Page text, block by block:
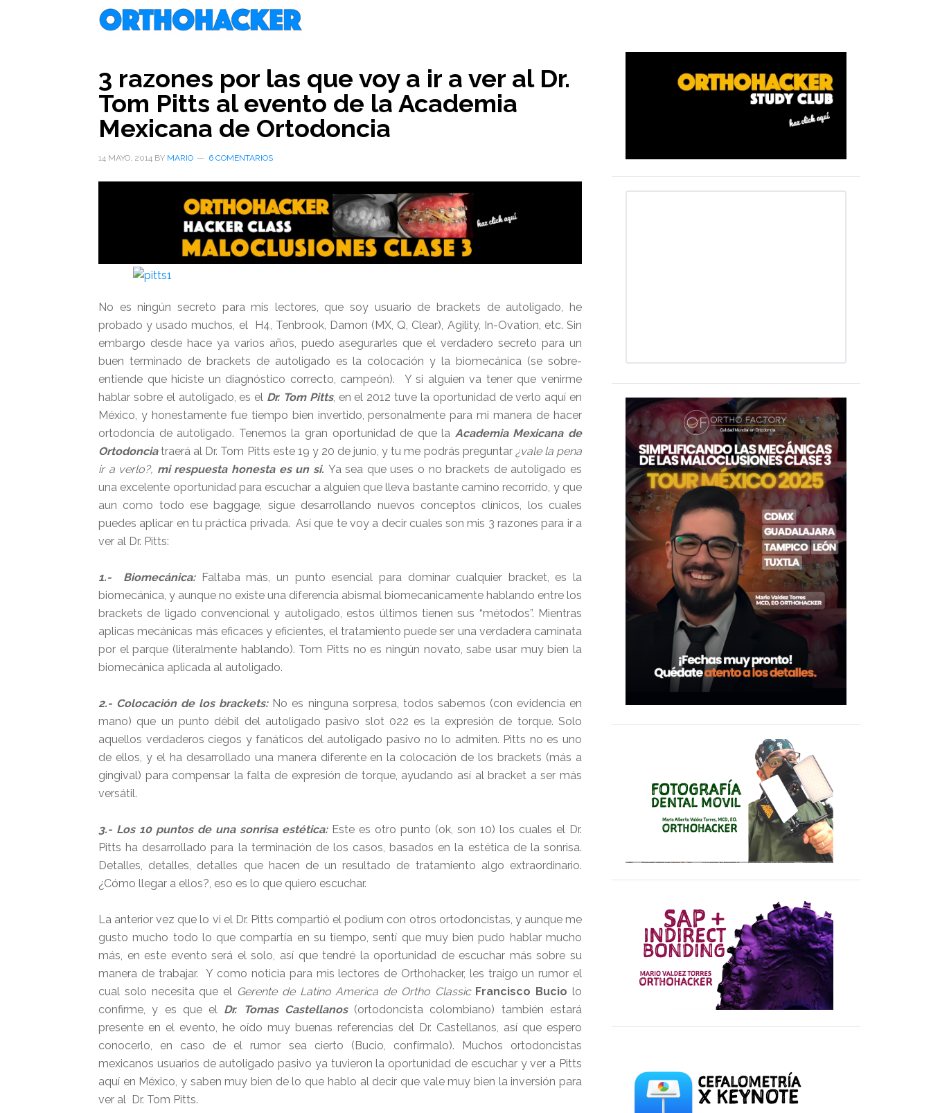
3 razones por las que voy a ir a ver al Dr.
Tom Pitts al evento de la Academia
Mexicana de Ortodoncia
14 MAYO, 2014 BY MARIO 6 COMENTARIOS
No es ningún secreto para mis lectores, que soy usuario de brackets de autoligado, he
probado y usado muchos, el H4, Tenbrook, Damon (MX, Q, Clear), Agility, In-Ovation, etc. Sin
embargo desde hace ya varios años, puedo asegurarles que el verdadero secreto para un
buen terminado de brackets de autoligado es la colocación y la biomecánica (se sobre-
entiende que hiciste un diagnóstico correcto, campeón). Y si alguien va tener que venirme
hablar sobre el autoligado, es el Dr. Tom Pitts, en el 2012 tuve la oportunidad de verlo aquí en
México, y honestamente fue tiempo bien invertido, personalmente para mi manera de hacer
ortodoncia de autoligado. Tenemos la gran oportunidad de que la Academia Mexicana de
Ortodonciatraerá al Dr. Tom Pitts este 19 y 20 de junio, y tu me podrás preguntar ¿vale la pena
ir a verlo?, mi respuesta honesta es un si. Ya sea que uses o no brackets de autoligado es
una excelente oportunidad para escuchar a alguien que lleva bastante camino recorrido, y que
aun como todo ese baggage, sigue desarrollando nuevos conceptos clínicos, los cuales
puedes aplicar en tu práctica privada. Así que te voy a decir cuales son mis 3 razones para ir a
ver al Dr. Pitts:
1.- Biomecánica:Faltaba más, un punto esencial para dominar cualquier bracket, es la
biomecánica, y aunque no existe una diferencia abismal biomecanicamente hablando entre los
brackets de ligado convencional y autoligado, estos últimos tienen sus “métodos”. Mientras
aplicas mecánicas más eficaces y eficientes, el tratamiento puede ser una verdadera caminata
por el parque (literalmente hablando). Tom Pitts no es ningún novato, sabe usar muy bien la
biomecánica aplicada al autoligado.
2.- Colocación de los brackets: No es ninguna sorpresa, todos sabemos (con evidencia en
mano) que un punto débil del autoligado pasivo slot 022 es la expresión de torque. Solo
aquellos verdaderos ciegos y fanáticos del autoligado pasivo no lo admiten. Pitts no es uno
de ellos, y el ha desarrollado una manera diferente en la colocación de los brackets (más a
gingival) para compensar la falta de expresión de torque, ayudando así al bracket a ser más
versátil.
3.- Los 10 puntos de una sonrisa estética: Este es otro punto (ok, son 10) los cuales el Dr.
Pitts ha desarrollado para la terminación de los casos, basados en la estética de la sonrisa.
Detalles, detalles, detalles que hacen de un resultado de tratamiento algo extraordinario.
¿Cómo llegar a ellos?, eso es lo que quiero escuchar.
La anterior vez que lo vi el Dr. Pitts compartió el podium con otros ortodoncistas, y aunque me
gusto mucho todo lo que compartía en su tiempo, sentí que muy bien pudo hablar mucho
más, en este evento será el solo, así que tendré la oportunidad de escuchar más sobre su
manera de trabajar. Y como noticia para mis lectores de Orthohacker, les traigo un rumor el
cual solo necesita que el Gerente de Latino America de Ortho Classic Francisco Bucio lo
confirme, y es que el Dr. Tomas Castellanos(ortodoncista colombiano) también estará
presente en el evento, he oído muy buenas referencias del Dr. Castellanos, así que espero
conocerlo, en caso de el rumor sea cierto (Bucio, confírmalo). Muchos ortodoncistas
mexicanos usuarios de autoligado pasivo ya tuvieron la oportunidad de escuchar y ver a Pitts
aquí en México, y saben muy bien de lo que hablo al decir que vale muy bien la inversión para
ver al Dr. Tom Pitts.
Barra
primaria